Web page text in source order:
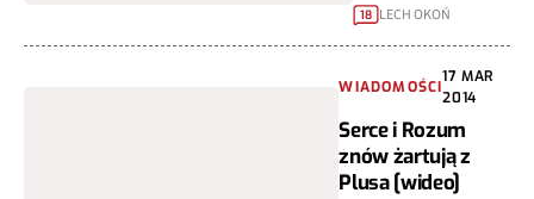
18 LECH OKOŃ
WIADOMOŚCI
17 MAR
2014
Serce i Rozum
znów żartują z
Plusa [wideo]